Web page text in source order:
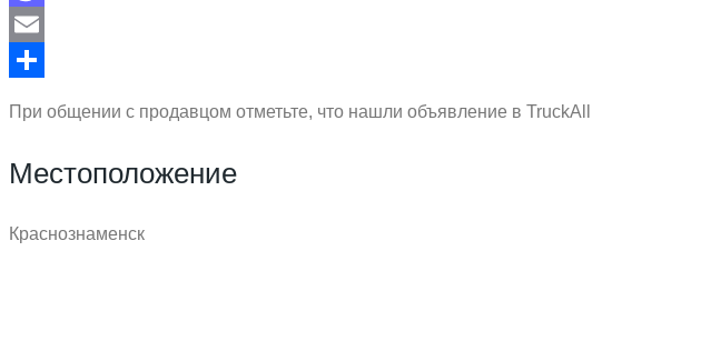
Mastodon
Email
При общении с продавцом отметьте, что нашли объявление в TruckAll
Местоположение
Краснознаменск